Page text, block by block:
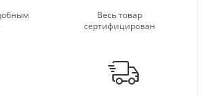
Весь товар
сертифицирован